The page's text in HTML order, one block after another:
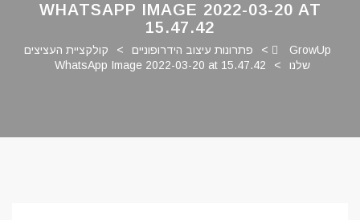
WHATSAPP IMAGE 2022-03-20 AT
15.47.42
GrowUp
> פתרונות עיצוב הידרופוניים >
קולקציית העציצים
שלנו
>
WhatsApp Image 2022-03-20 at 15.47.42